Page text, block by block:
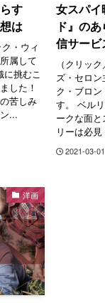
す
は
・ウィ
属して
挑むこ
した！
苦しみ
...
女スパ
ド』の
信サービ
（クリッ
ズ・セロ
ク・ブロ
す。 ベル
ークな面
リーは必
2021-03-01
洋画